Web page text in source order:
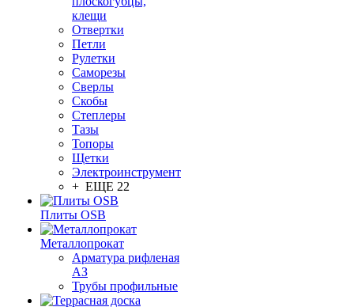
клещи
Отвертки
Петли
Рулетки
Саморезы
Сверлы
Скобы
Степлеры
Тазы
Топоры
Щетки
Электроинструмент
+ ЕЩЕ 22
Плиты OSB
Металлопрокат
Арматура рифленая
АЗ
Трубы профильные